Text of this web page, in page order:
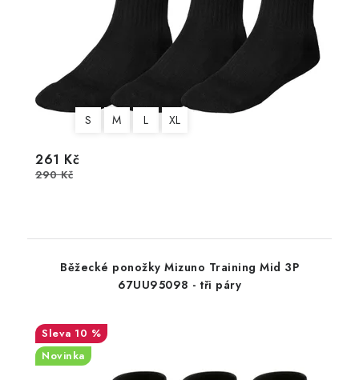
S M L XL
261 Kč
290 Kč
Běžecké ponožky Mizuno Training Mid 3P
67UU95098 - tři páry
10 %
Novinka